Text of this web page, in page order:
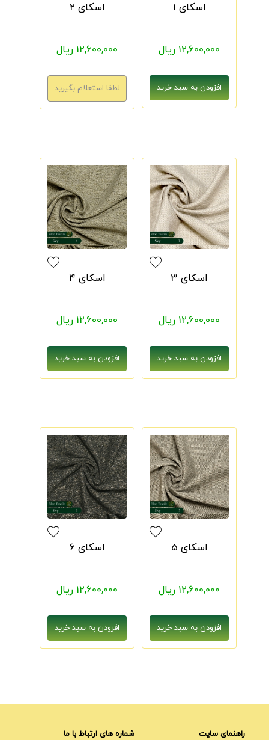
اسکای 1
12,600,000 ریال
اسکای 2
12,600,000 ریال
اسکای 3
12,600,000 ریال
اسکای 4
12,600,000 ریال
اسکای 5
12,600,000 ریال
اسکای 6
12,600,000 ریال
راهنمای سایت شماره های ارتباط با ما